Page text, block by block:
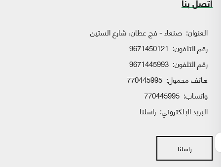
اتصل بنا
العنوان: صنعاء - فج عطان، شارع الستين
رقم التلفون: 9671450121
رقم التلفون: 9671445993
هاتف محمول: 770445995
واتساب:
البريد الإلكتروني: راسلنا
راسلنا